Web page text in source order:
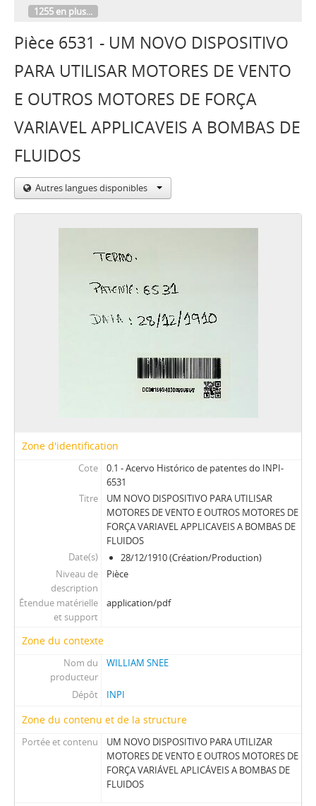
1255 en plus...
Pièce 6531 - UM NOVO DISPOSITIVO
PARA UTILISAR MOTORES DE VENTO
E OUTROS MOTORES DE FORÇA
VARIAVEL APPLICAVEIS A BOMBAS DE
FLUIDOS
Autres langues disponibles
Zone d'identification
Cote
0.1 - Acervo Histórico de patentes do INPI-
6531
Titre
UM NOVO DISPOSITIVO PARA UTILISAR
MOTORES DE VENTO E OUTROS MOTORES DE
FORÇA VARIAVEL APPLICAVEIS A BOMBAS DE
FLUIDOS
Date(s)
28/12/1910 (Création/Production)
Niveau de
description
Pièce
Étendue matérielle
et support
application/pdf
Zone du contexte
Nom du
producteur
WILLIAM SNEE
Dépôt INPI
Zone du contenu et de la structure
Portée et contenu
UM NOVO DISPOSITIVO PARA UTILIZAR
MOTORES DE VENTO E OUTROS MOTORES DE
FORÇA VARIÁVEL APLICÁVEIS A BOMBAS DE
FLUIDOS